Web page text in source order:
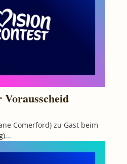
Comerford) zu Gast beim